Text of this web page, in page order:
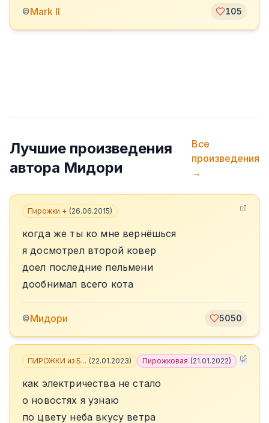
©Mark II 105
Лучшие произведения
автора Мидори
Все
произведения
→
Пирожки + (26.06.2015)
когда же ты ко мне вернёшься
я досмотрел второй ковер
доел последние пельмени
дообнимал всего кота
©Мидори 5050
ПИРОЖКИ из Б... (22.01.2023) Пирожковая (21.01.2022) +11
как электричества не стало
о новостях я узнаю
по цвету неба вкусу ветра